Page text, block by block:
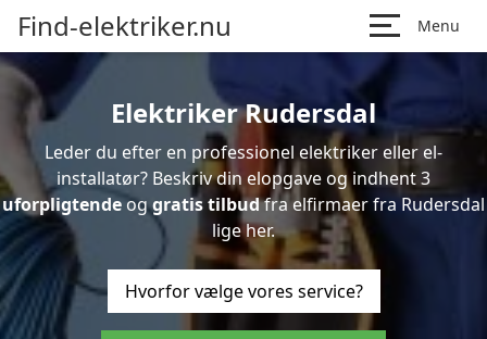
Find-elektriker.nu Menu
Elektriker Rudersdal
Leder du efter en professionel elektriker eller el-
installatør? Beskriv din elopgave og indhent 3
uforpligtendeoggratis tilbudfra elfirmaer fra Rudersdal
lige her.
Hvorfor vælge vores service?